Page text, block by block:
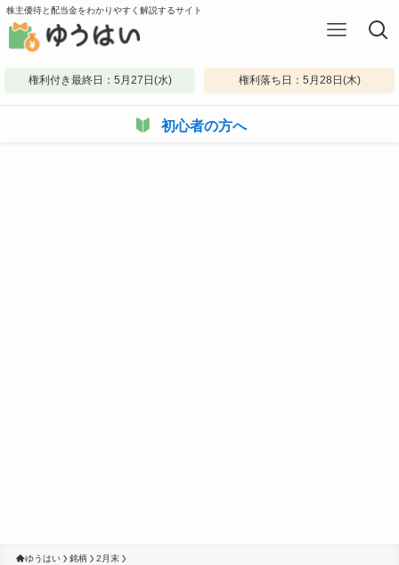
株主優待と配当金をわかりやすく解説するサイト
権利付き最終日：5月27日(水) 権利落ち日：5月28日(木)
初心者の方へ
ゆうはい 銘柄 2月末